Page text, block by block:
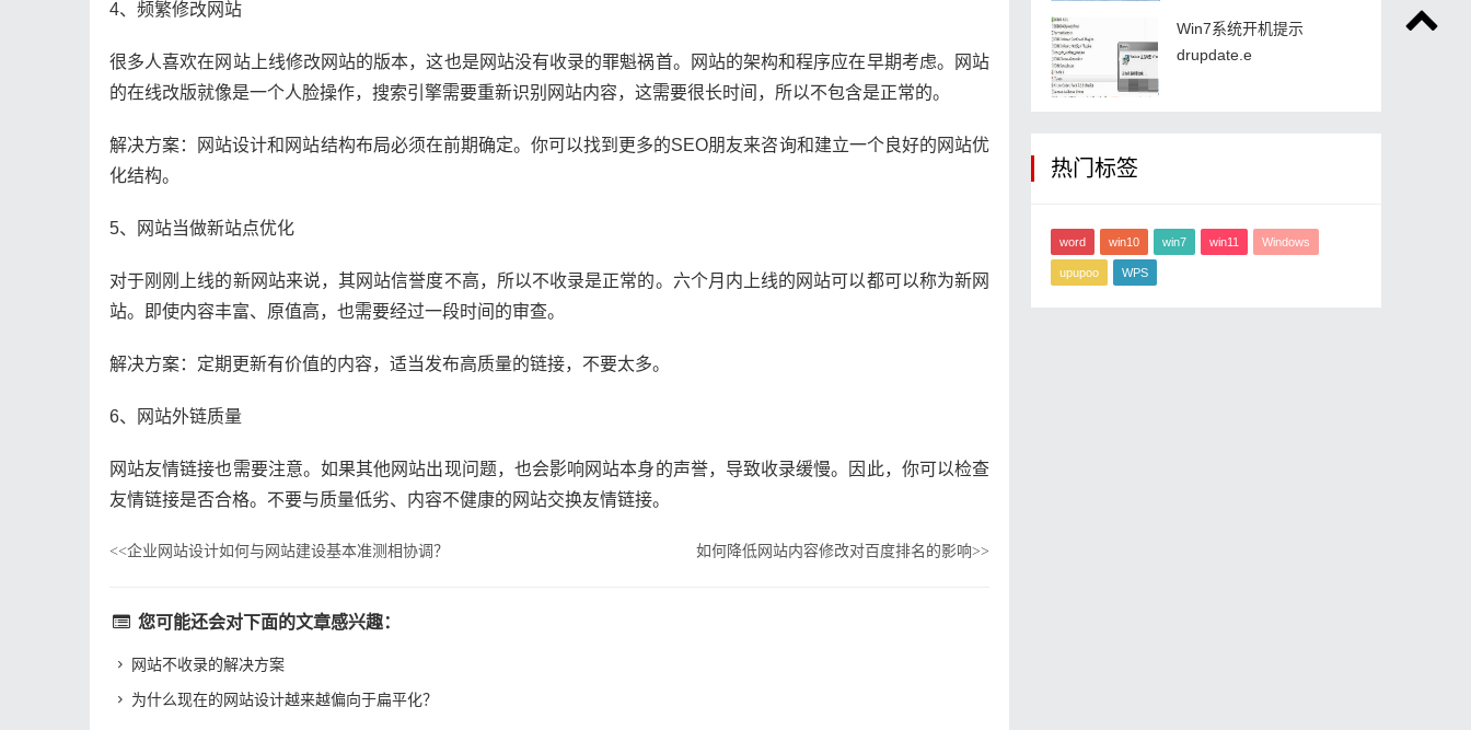
4、频繁修改网站
很多人喜欢在网站上线修改网站的版本，这也是网站没有收录的罪魁祸首。网站的架构和程序应在早期考虑。网站
的在线改版就像是一个人脸操作，搜索引擎需要重新识别网站内容，这需要很长时间，所以不包含是正常的。
解决方案：网站设计和网站结构布局必须在前期确定。你可以找到更多的SEO朋友来咨询和建立一个良好的网站优
化结构。
5、网站当做新站点优化
对于刚刚上线的新网站来说，其网站信誉度不高，所以不收录是正常的。六个月内上线的网站可以都可以称为新网
站。即使内容丰富、原值高，也需要经过一段时间的审查。
解决方案：定期更新有价值的内容，适当发布高质量的链接，不要太多。
6、网站外链质量
网站友情链接也需要注意。如果其他网站出现问题，也会影响网站本身的声誉，导致收录缓慢。因此，你可以检查
友情链接是否合格。不要与质量低劣、内容不健康的网站交换友情链接。
<<企业网站设计如何与网站建设基本准测相协调？ 如何降低网站内容修改对百度排名的影响>>
您可能还会对下面的文章感兴趣：
网站不收录的解决方案
为什么现在的网站设计越来越偏向于扁平化？
Win7系统开机提示
drupdate.e
热门标签
word win10 win7 win11 Windows
upupoo WPS